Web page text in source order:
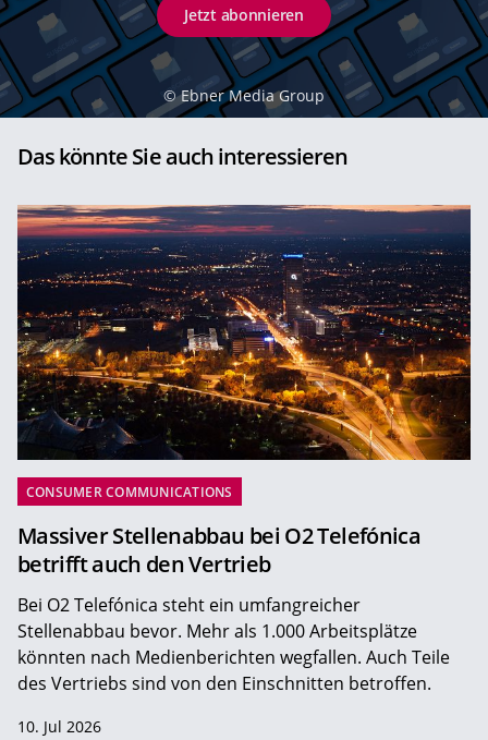
Jetzt abonnieren
© Ebner Media Group
Das könnte Sie auch interessieren
CONSUMER COMMUNICATIONS
Massiver Stellenabbau bei O2 Telefónica
betrifft auch den Vertrieb
Bei O2 Telefónica steht ein umfangreicher
Stellenabbau bevor. Mehr als 1.000 Arbeitsplätze
könnten nach Medienberichten wegfallen. Auch Teile
des Vertriebs sind von den Einschnitten betroffen.
10. Jul 2026